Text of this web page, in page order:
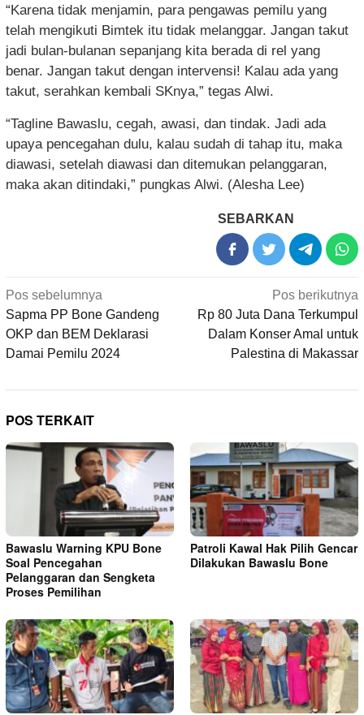
“Karena tidak menjamin, para pengawas pemilu yang
telah mengikuti Bimtek itu tidak melanggar. Jangan takut
jadi bulan-bulanan sepanjang kita berada di rel yang
benar. Jangan takut dengan intervensi! Kalau ada yang
takut, serahkan kembali SKnya,” tegas Alwi.
“Tagline Bawaslu, cegah, awasi, dan tindak. Jadi ada
upaya pencegahan dulu, kalau sudah di tahap itu, maka
diawasi, setelah diawasi dan ditemukan pelanggaran,
maka akan ditindaki,” pungkas Alwi. (Alesha Lee)
SEBARKAN
Navigasi
pos
Pos sebelumnya
Sapma PP Bone Gandeng
OKP dan BEM Deklarasi
Damai Pemilu 2024
Pos berikutnya
Rp 80 Juta Dana Terkumpul
Dalam Konser Amal untuk
Palestina di Makassar
POS TERKAIT
Bawaslu Warning KPU Bone
Soal Pencegahan
Pelanggaran dan Sengketa
Proses Pemilihan
Patroli Kawal Hak Pilih Gencar
Dilakukan Bawaslu Bone